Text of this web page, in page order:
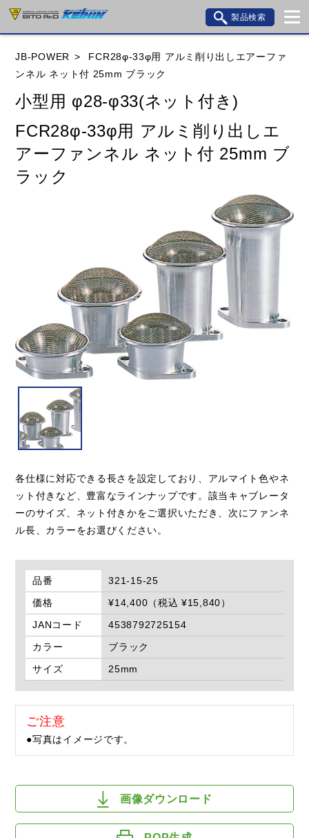
製品検索
車種検索
アイテム検索
HONDA YAMAHA SUZUKI
KAWASAKI BMW DUCATI GILERA
HUSQVANA
閉じる
JB-POWER
FCR28φ-33φ用 アルミ削り出しエアーファ
ンネル ネット付 25mm ブラック
小型用 φ28-φ33(ネット付き)
FCR28φ-33φ用 アルミ削り出しエ
アーファンネル ネット付 25mm ブ
ラック
各仕様に対応できる長さを設定しており、アルマイト色やネ
ット付きなど、豊富なラインナップです。該当キャブレータ
ーのサイズ、ネット付きかをご選択いただき、次にファンネ
ル長、カラーをお選びください。
品番
321-15-25
価格
¥14,400（税込 ¥15,840）
JANコード
4538792725154
カラー
ブラック
サイズ
25mm
ご注意
●写真はイメージです。
画像ダウンロード